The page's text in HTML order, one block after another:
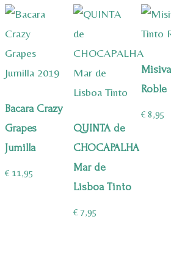
Bacara Crazy
Grapes
Jumilla
€ 11,95
QUINTA de
CHOCAPALHA
Mar de
Lisboa Tinto
€7,95
Roble
€ 8,95